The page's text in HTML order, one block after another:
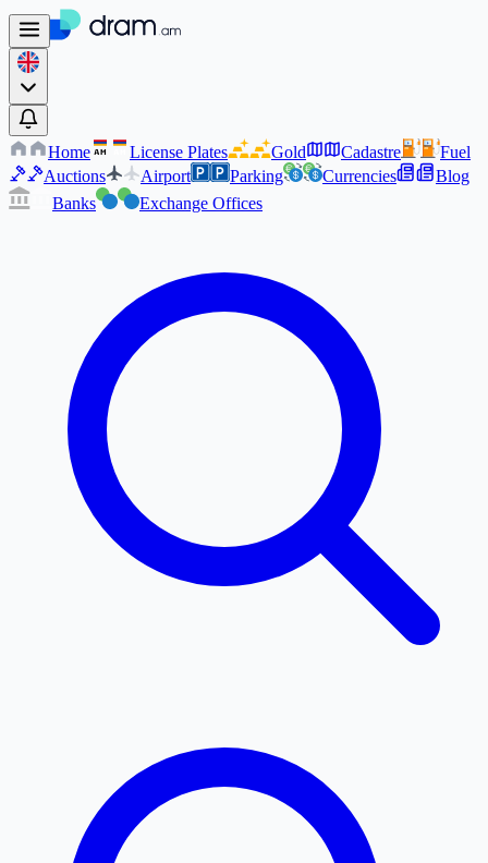
Home AM License Plates Gold Cadastre
Fuel
Auctions
Airport Parking Currencies
Blog
Banks
Exchange Offices